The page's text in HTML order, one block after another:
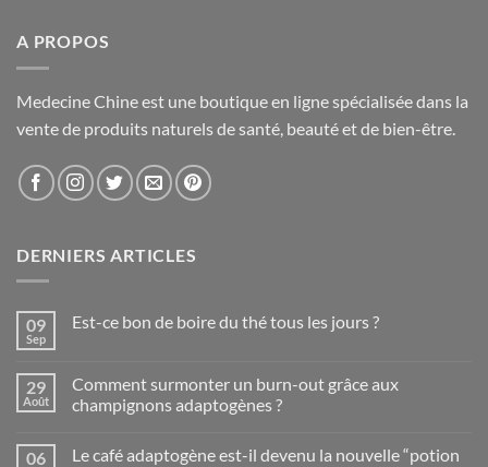
A PROPOS
Medecine Chine est une boutique en ligne spécialisée dans la
vente de produits naturels de santé, beauté et de bien-être.
DERNIERS ARTICLES
09
Sep
Est-ce bon de boire du thé tous les jours ?
Est-
ce
bon
du
29
Août
Comment surmonter un burn-out grâce aux
champignons adaptogènes ?
sur
06
Le café adaptogène est-il devenu la nouvelle “potion